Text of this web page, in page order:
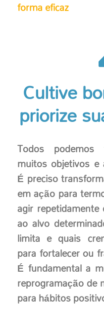
forma eficaz
Cultive
priorize
Todos
muitos objetivos e
É preciso
em ação para
agir
ao alvo
limita e quais
para fortalecer ou
É fundamental a
reprogramação de
para hábitos